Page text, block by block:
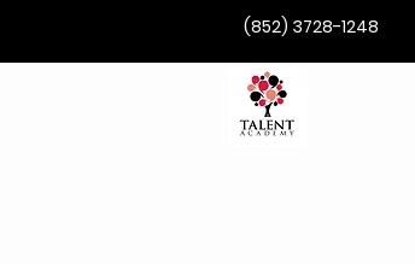
(852) 3728-1248